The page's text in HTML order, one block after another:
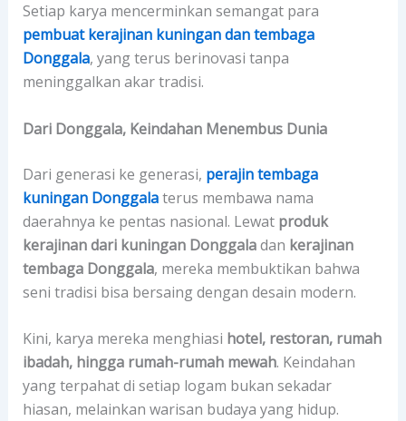
Setiap karya mencerminkan semangat para
pembuat kerajinan kuningan dan tembaga
Donggala, yang terus berinovasi tanpa
meninggalkan akar tradisi.
Dari Donggala, Keindahan Menembus Dunia
Dari generasi ke generasi, perajin tembaga
kuningan Donggalaterus membawa nama
daerahnya ke pentas nasional. Lewat produk
kerajinan dari kuningan Donggaladan kerajinan
tembaga Donggala, mereka membuktikan bahwa
seni tradisi bisa bersaing dengan desain modern.
Kini, karya mereka menghiasi hotel, restoran, rumah
ibadah, hingga rumah-rumah mewah. Keindahan
yang terpahat di setiap logam bukan sekadar
hiasan, melainkan warisan budaya yang hidup.